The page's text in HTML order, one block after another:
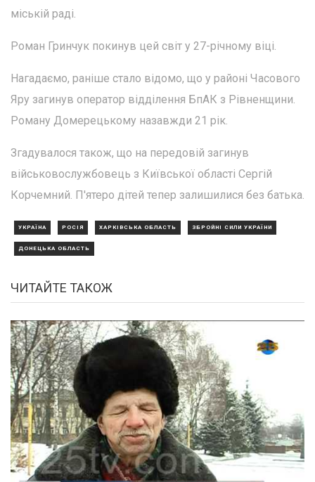
міській раді.
Роман Гринчук покинув цей світ у 27-річному віці.
Нагадаємо, раніше стало відомо, що у районі Часового
Яру загинув оператор відділення БпАК з Рівненщини.
Роману Домерецькому назавжди 21 рік.
Згадувалося також, що на передовій загинув
військовослужбовець з Київської області Сергій
Корчемний. П'ятеро дітей тепер залишилися без батька.
УКРАЇНА РОСІЯ ХАРКІВСЬКА ОБЛАСТЬ ЗБРОЙНІ СИЛИ УКРАЇНИ
ДОНЕЦЬКА ОБЛАСТЬ
ЧИТАЙТЕ ТАКОЖ